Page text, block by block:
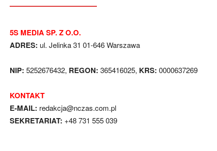
5S MEDIA SP. Z O.O.
ADRES: ul. Jelinka 31 01-646 Warszawa
NIP: 5252676432, REGON: 365416025, KRS: 0000637269
KONTAKT
E-MAIL: redakcja@nczas.com.pl
SEKRETARIAT: +48 731 555 039